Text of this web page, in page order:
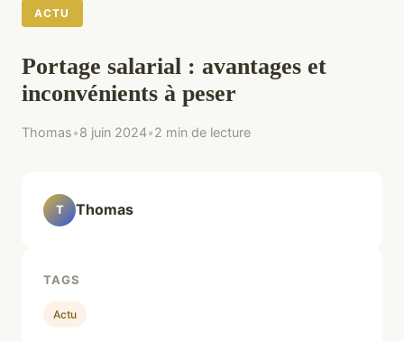
ACTU
Portage salarial : avantages et
inconvénients à peser
Thomas•8 juin 2024•2 min de lecture
T Thomas
TAGS
Actu